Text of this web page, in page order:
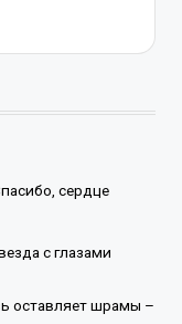
сердце
с глазами
оставляет шрамы –